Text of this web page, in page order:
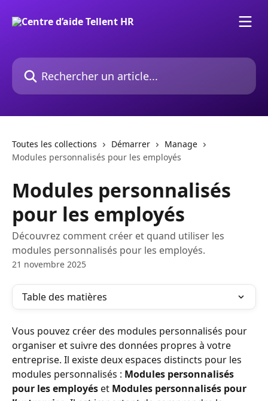
Rechercher un article...
Toutes les collections Démarrer
Manage
Modules personnalisés pour les employés
Modules personnalisés
pour les employés
Découvrez comment créer et quand utiliser les
modules personnalisés pour les employés.
21 novembre 2025
Table des matières
Vous pouvez créer des modules personnalisés pour
organiser et suivre des données propres à votre
entreprise. Il existe deux espaces distincts pour les
modules personnalisés : Modules personnalisés
pour les employés et Modules personnalisés pour